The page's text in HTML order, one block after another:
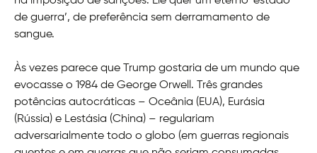
de guerra’, de preferência sem derramamento de
sangue.
Às vezes parece que Trump gostaria de um mundo que
evocasse o 1984 de George Orwell. Três grandes
potências autocráticas – Oceânia (EUA), Eurásia
(Rússia) e Lestásia (China) – regulariam
adversarialmente todo o globo (em guerras regionais